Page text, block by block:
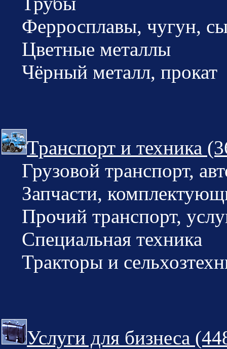
Ферросплавы, чугун,
Цветные металлы
Чёрный металл, прокат
Транспорт и техника
Грузовой транспорт,
Запчасти,
Прочий транспорт,
Специальная техника
Тракторы и
Услуги для бизнеса